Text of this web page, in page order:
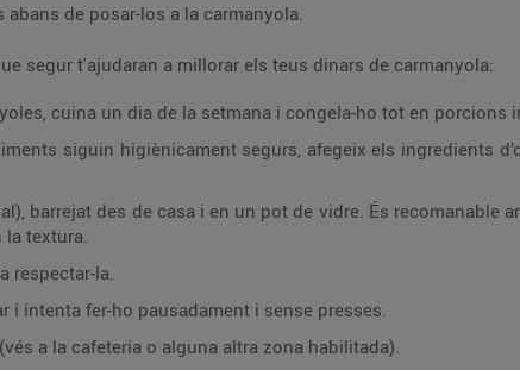
de posar-los a la carmanyola.
segur t'ajudaran a millorar els teus dinars de carmanyola:
cuina un dia de la setmana i congela-ho tot en porcions
siguin higiènicament segurs, afegeix els ingredients
barrejat des de casa i en un pot de vidre. És recomanable
la textura.
respectar-la.
i intenta fer-ho pausadament i sense presses.
a la cafeteria o alguna altra zona habilitada).